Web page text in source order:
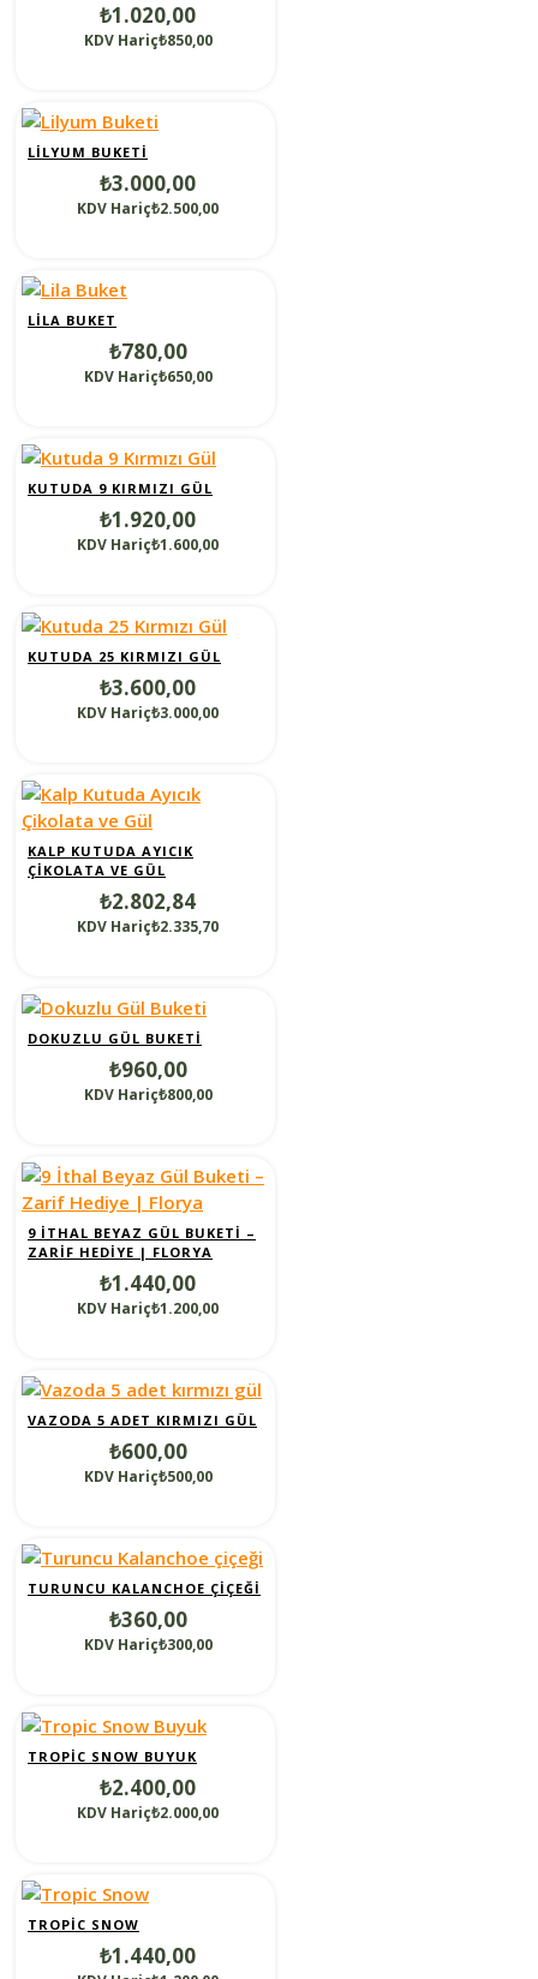
₺1.020,00
KDV Hariç₺850,00
LILYUM BUKETI
₺3.000,00
KDV Hariç₺2.500,00
LILA BUKET
₺780,00
KDV Hariç₺650,00
KUTUDA 9 KIRMIZI GÜL
₺1.920,00
KDV Hariç₺1.600,00
KUTUDA 25 KIRMIZI GÜL
₺3.600,00
KDV Hariç₺3.000,00
KALP KUTUDA AYICIK
ÇIKOLATA VE GÜL
₺2.802,84
KDV Hariç₺2.335,70
DOKUZLU GÜL BUKETI
₺960,00
KDV Hariç₺800,00
9 İTHAL BEYAZ GÜL BUKETI –
ZARIF HEDIYE | FLORYA
₺1.440,00
KDV Hariç₺1.200,00
VAZODA 5 ADET KIRMIZI GÜL
₺600,00
KDV Hariç₺500,00
TURUNCU KALANCHOE ÇIÇEĞI
₺360,00
KDV Hariç₺300,00
TROPIC SNOW BUYUK
₺2.400,00
KDV Hariç₺2.000,00
TROPIC SNOW
₺1.440,00